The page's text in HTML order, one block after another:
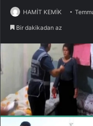
HAMİT KEMİK
Bir dakikadan az